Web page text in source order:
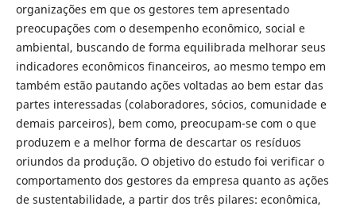
organizações em que os gestores tem apresentado
preocupações com o desempenho econômico, social e
ambiental, buscando de forma equilibrada melhorar seus
indicadores econômicos financeiros, ao mesmo tempo em
também estão pautando ações voltadas ao bem estar das
partes interessadas (colaboradores, sócios, comunidade e
demais parceiros), bem como, preocupam-se com o que
produzem e a melhor forma de descartar os resíduos
oriundos da produção. O objetivo do estudo foi verificar o
comportamento dos gestores da empresa quanto as ações
de sustentabilidade, a partir dos três pilares: econômica,